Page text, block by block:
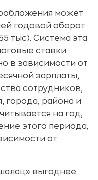
может
годовой оборот
тыс). Система эта
ставки
в зависимости от
зарплаты,
сотрудников,
города, района и
на год,
этого периода,
от
выгоднее